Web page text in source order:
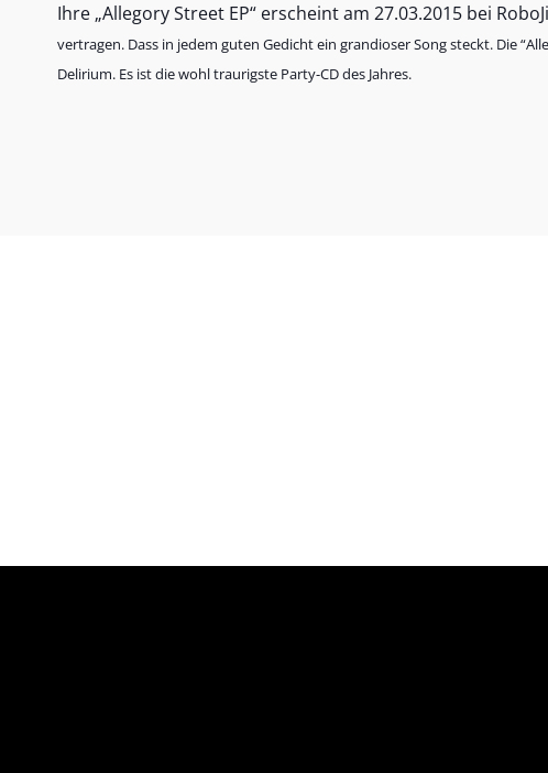
Ihre „Allegory Street EP“ erscheint am 27.03.2015 bei
vertragen. Dass in jedem guten Gedicht ein grandioser Song steckt. Die
Delirium. Es ist die wohl traurigste Party-CD des Jahres.